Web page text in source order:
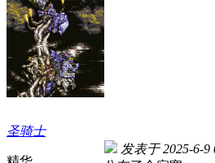
圣骑士
发表于 2025-6-